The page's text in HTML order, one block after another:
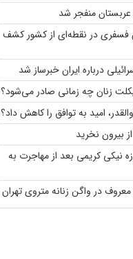
منفجر شد
فسفری در نقطه‌ای از کشور کشف
درباره ایران خبرساز شد
زنان چه زمانی صادر می‌شود؟
امید به توافق را کاهش داد؟
بیرون نخرید
نیکی کریمی بعد از مهاجرت به
در واگن زنانه متروی تهران